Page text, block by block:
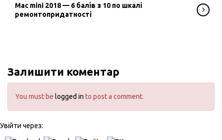
Mac mini 2018 — 6 балів з 10 по шкалі
ремонтопридатності
Залишити коментар
You must be logged in to post a comment.
Увійти через: